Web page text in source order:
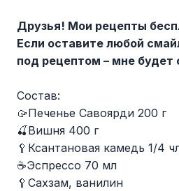
Друзья! Мои рецепты
Если оставите любой
под рецептом – мне будет
Состав:
🥠Печенье Савоярди 200 г
🍒Вишня 400 г
🥄Ксантановая камедь 1/4
☕️Эспрессо 70 мл
🥄Сахзам, ванилин